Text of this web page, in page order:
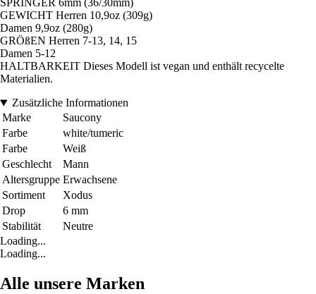
SPRINGER 6mm (36/30mm)
GEWICHT Herren 10,9oz (309g)
Damen 9,9oz (280g)
GRÖßEN Herren 7-13, 14, 15
Damen 5-12
HALTBARKEIT Dieses Modell ist vegan und enthält recycelte
Materialien.
Zusätzliche Informationen
Marke
Saucony
Farbe
white/tumeric
Farbe
Weiß
Geschlecht
Mann
Altersgruppe Erwachsene
Sortiment
Xodus
Drop
6 mm
Stabilität
Neutre
Loading...
Loading...
Alle unsere Marken